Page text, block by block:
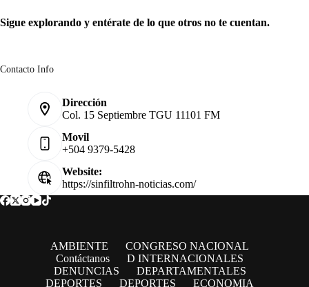
Sigue explorando y entérate de lo que otros no te cuentan.
Contacto Info
Dirección
Col. 15 Septiembre TGU 11101 FM
Movil
+504 9379-5428
Website:
https://sinfiltrohn-noticias.com/
AMBIENTE
CONGRESO NACIONAL
Contáctanos
D INTERNACIONALES
DENUNCIAS
DEPARTAMENTALES
DEPORTES
DEPORTES ECONOMIA